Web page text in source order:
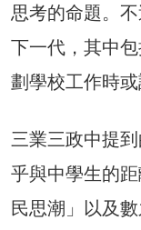
思考的命題。
下一代，其中
劃學校工作時或
三業三政中提
乎與中學生的
民思潮」以及